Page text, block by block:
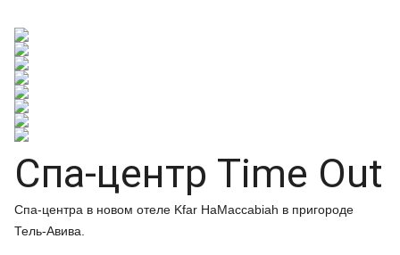
Спа-центр Time Out
Спа-центра в новом отеле Kfar HaMaccabiah в пригороде
Тель-Авива.